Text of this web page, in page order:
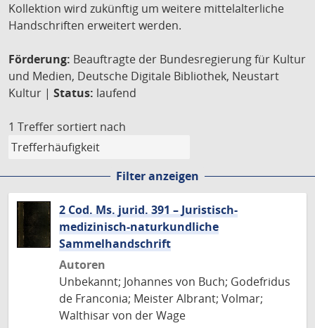
Kollektion wird zukünftig um weitere mittelalterliche
Handschriften erweitert werden.
Förderung: Beauftragte der Bundesregierung für Kultur
und Medien, Deutsche Digitale Bibliothek, Neustart
Kultur | Status: laufend
1 Treffer sortiert nach
Filter anzeigen
2 Cod. Ms. jurid. 391 – Juristisch-
medizinisch-naturkundliche
Sammelhandschrift
Autoren
Unbekannt; Johannes von Buch; Godefridus
de Franconia; Meister Albrant; Volmar;
Walthisar von der Wage